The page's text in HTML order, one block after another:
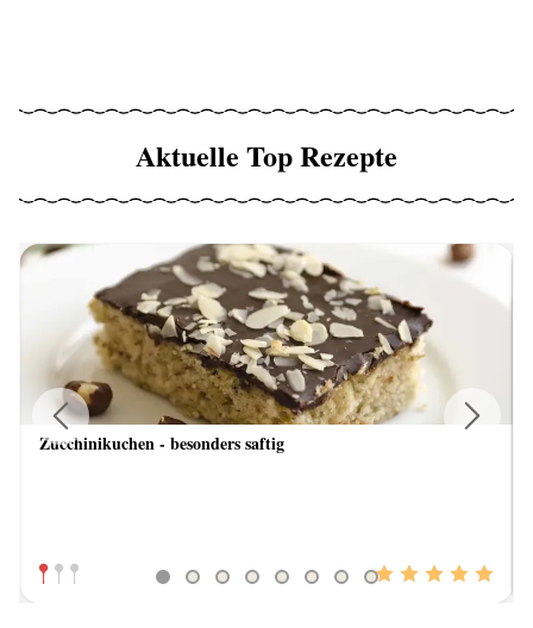
Aktuelle Top Rezepte
Zucchinikuchen - besonders saftig
Previous